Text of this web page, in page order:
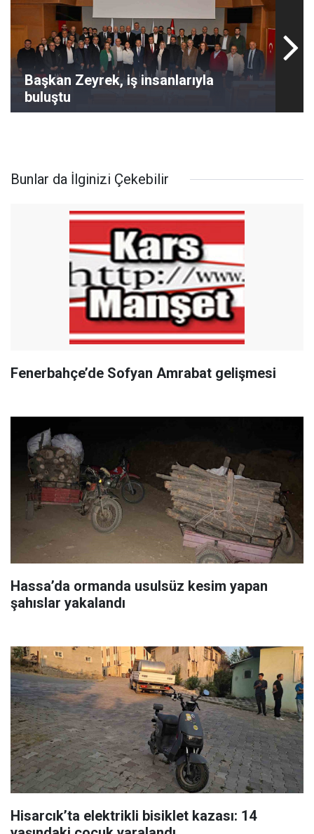
Başkan Zeyrek, iş insanlarıyla
buluştu
Bunlar da İlginizi Çekebilir
Fenerbahçe’de Sofyan Amrabat gelişmesi
Hassa’da ormanda usulsüz kesim yapan
şahıslar yakalandı
Hisarcık’ta elektrikli bisiklet kazası: 14